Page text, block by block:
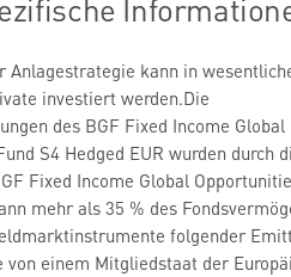
Anlagestrategie kann in
investiert werden.Die
des BGF Fixed Income Global
S4 Hedged EUR wurden durch
Fixed Income Global
mehr als 35 % des
folgender
von einem Mitgliedstaat der